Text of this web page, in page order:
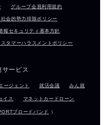
グループ会員利用規約
社会的勢力排除ポリシー
報セキュリティ基本方針
スタマーハラスメントポリシー